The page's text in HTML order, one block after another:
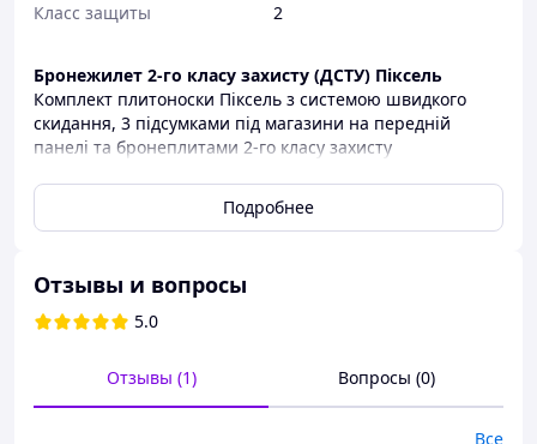
Класс защиты
2
Бронежилет 2-го класу захисту (ДСТУ) Піксель
Комплект плитоноски Піксель з системою швидкого
скидання, 3 підсумками під магазини на передній
панелі та бронеплитами 2-го класу захисту
Легка вага:Всього 6.1 кг
Ергономічність:
Характеристики:
Матеріал плит:бронесталь.
Подробнее
Отзывы и вопросы
5.0
Отзывы (1) Вопросы (0)
Все